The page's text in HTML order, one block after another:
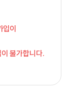
이
불가합니다.